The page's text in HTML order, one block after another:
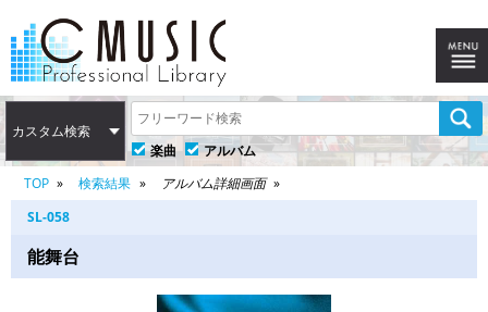
カスタム検索
楽曲
アルバム
TOP
検索結果
アルバム詳細画面
SL-058
能舞台